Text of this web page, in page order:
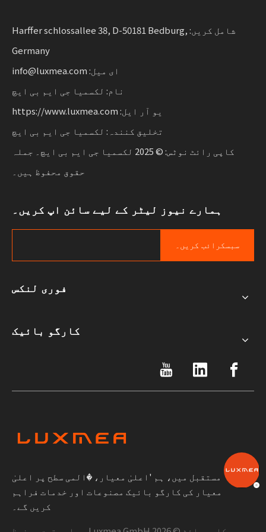
پائیدار نقل و حرکت کی پیمائش کرنے والے کاروباروں
شامل کریں: Harffer schlossallee 38, D-50181 Bedburg,
Germany
ای میل: info@luxmea.com
نام: لکسمیا جی ایم بی ایچ
یو آر ایل: https://www.luxmea.com
تخلیق کنندہ: لکسمیا جی ایم بی ایچ
کاپی رائٹ نوٹس: © 2025 لکسمیا جی ایم بی ایچ۔ جملہ
حقوق محفوظ ہیں۔
ہمارے نیوز لیٹر کے لیے سائن اپ کریں۔
سبسکرائب کریں۔
فوری لنکس
کارگو بائیک
مستقبل میں، ہم 'اعلیٰ معیار، �المی سطح پر اعلیٰ
معیار کی کارگو بائیک مصنوعات اور خدمات فراہم
کریں گے۔